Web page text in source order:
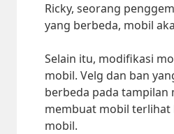
Ricky, seorang
yang berbeda, mobil
Selain itu, modifikasi
mobil. Velg dan ban
berbeda pada tampilan
membuat mobil terlihat
mobil.